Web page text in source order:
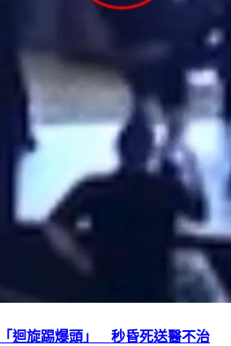
迴旋踢爆頭」 秒昏死送醫不治